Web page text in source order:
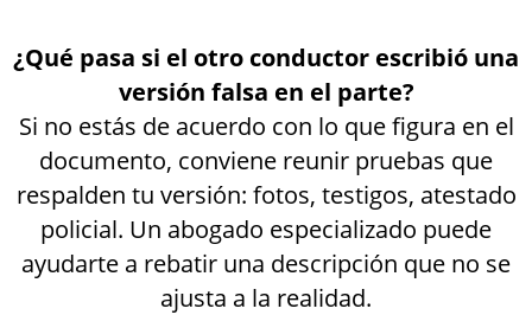
¿Qué pasa si el otro conductor escribió una
versión falsa en el parte?
Si no estás de acuerdo con lo que figura en el
documento, conviene reunir pruebas que
respalden tu versión: fotos, testigos, atestado
policial. Un abogado especializado puede
ayudarte a rebatir una descripción que no se
ajusta a la realidad.